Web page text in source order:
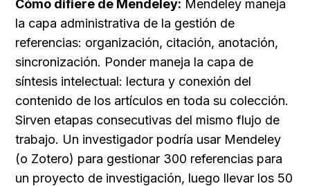
Cómo difiere de Mendeley: Mendeley maneja
la capa administrativa de la gestión de
referencias: organización, citación, anotación,
sincronización. Ponder maneja la capa de
síntesis intelectual: lectura y conexión del
contenido de los artículos en toda su colección.
Sirven etapas consecutivas del mismo flujo de
trabajo. Un investigador podría usar Mendeley
(o Zotero) para gestionar 300 referencias para
un proyecto de investigación, luego llevar los 50